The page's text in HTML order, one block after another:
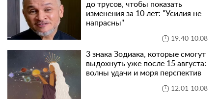
до трусов, чтобы показать
изменения за 10 лет: "Усилия не
напрасны"
19:40 10.08
3 знака Зодиака, которые смогут
выдохнуть уже после 15 августа:
волны удачи и моря перспектив
12:01 10.08